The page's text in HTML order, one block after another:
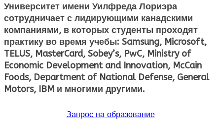
Университет имени Уилфреда Лориэра
сотрудничает с лидирующими канадскими
компаниями, в которых студенты проходят
практику во время учебы: Samsung, Microsoft,
TELUS, MasterCard, Sobey’s, PwC, Ministry of
Economic Development and Innovation, McCain
Foods, Department of National Defense, General
Motors, IBM и многими другими.
Запрос на образование